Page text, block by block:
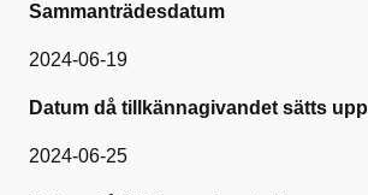
Sammanträdesdatum
2024-06-19
Datum då tillkännagivandet sätts upp
2024-06-25